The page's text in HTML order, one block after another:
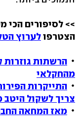
>> לסיפורים הכי
הצטרפולערוץ
הרשתות גוזרות
מהחקלאי
התייקרות
צריך לשקול היטב
מאז המחאה